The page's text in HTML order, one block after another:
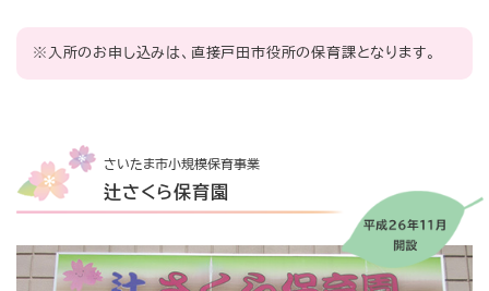
※入所のお申し込みは、直接戸田市役所の保育課となります。
さいたま市小規模保育事業
辻さくら保育園